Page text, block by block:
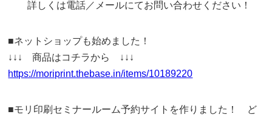
詳しくは電話／メールにてお問い合わせください！
■ネットショップも始めました！
↓↓↓ 商品はコチラから ↓↓↓
https://moriprint.thebase.in/items/10189220
■モリ印刷セミナールーム予約サイトを作りました！ ど